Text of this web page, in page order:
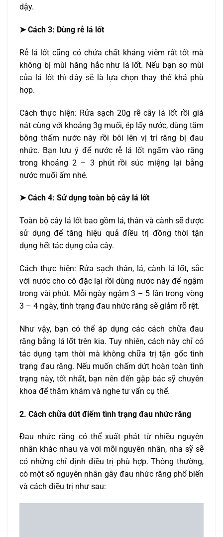
dậy.
➤ Cách 3: Dùng rễ lá lốt
Rễ lá lốt cũng có chứa chất kháng viêm rất tốt mà
không bị mùi hăng hắc như lá lốt. Nếu bạn sợ mùi
của lá lốt thì đây sẽ là lựa chọn thay thế khá phù
hợp.
Cách thực hiện: Rửa sạch 20g rễ cây lá lốt rồi giá
nát cùng với khoảng 3g muối, ép lấy nước, dùng tăm
bông thấm nước này rồi bôi lên vị trí răng bị đau
nhức. Bạn lưu ý để nước rễ lá lốt ngấm vào răng
trong khoảng 2 – 3 phút rồi súc miệng lại bằng
nước muối ấm nhé.
➤ Cách 4: Sử dụng toàn bộ cây lá lốt
Toàn bộ cây lá lốt bao gồm lá, thân và cành sẽ được
sử dụng để tăng hiệu quả điều trị đồng thời tận
dụng hết tác dụng của cây.
Cách thực hiện: Rửa sạch thân, lá, cành lá lốt, sắc
với nước cho cô đặc lại rồi dùng nước này để ngậm
trong vài phút. Mỗi ngày ngậm 3 – 5 lần trong vòng
3 – 4 ngày, tình trạng đau nhức răng sẽ giảm rõ rệt.
Như vậy, bạn có thể áp dụng các cách chữa đau
răng bằng lá lốt trên kia. Tuy nhiên, cách này chỉ có
tác dụng tạm thời mà không chữa trị tận gốc tình
trạng đau răng. Nếu muốn chấm dứt hoàn toàn tình
trạng này, tốt nhất, bạn nên đến gặp bác sỹ chuyên
khoa để thăm khám và nghe tư vấn cụ thể.
2. Cách chữa dứt điểm tình trạng đau nhức răng
Đau nhức răng có thể xuất phát từ nhiều nguyên
nhân khác nhau và với mỗi nguyên nhân, nha sỹ sẽ
có những chỉ định điều trị phù hợp. Thông thường,
có một số nguyên nhân gây đau nhức răng phổ biến
và cách điều trị như sau: